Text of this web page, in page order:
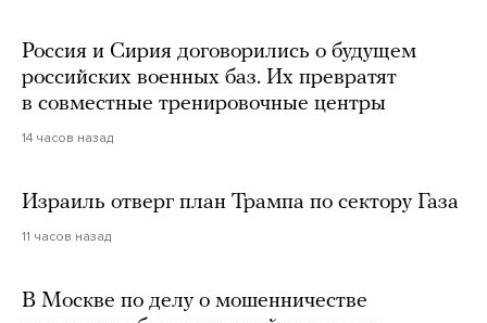
Россия и Сирия договорились о будущем
российских военных баз. Их превратят
в совместные тренировочные центры
14 часов назад
Израиль отверг план Трампа по сектору Газа
11 часов назад
В Москве по делу о мошенничестве